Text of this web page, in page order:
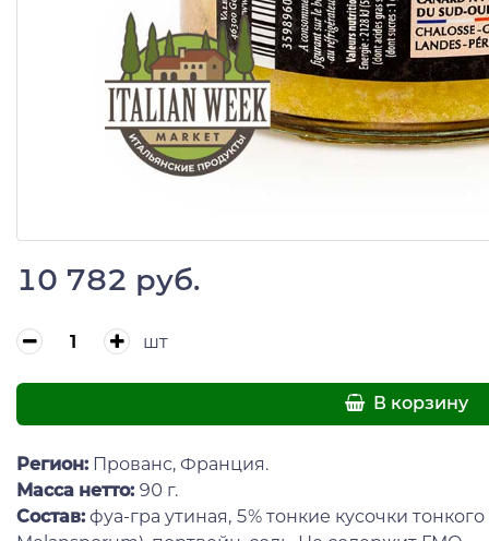
10 782 руб.
шт
В корзину
Регион: Прованс, Франция.
Масса нетто: 90 г.
Состав: фуа-гра утиная, 5% тонкие кусочки